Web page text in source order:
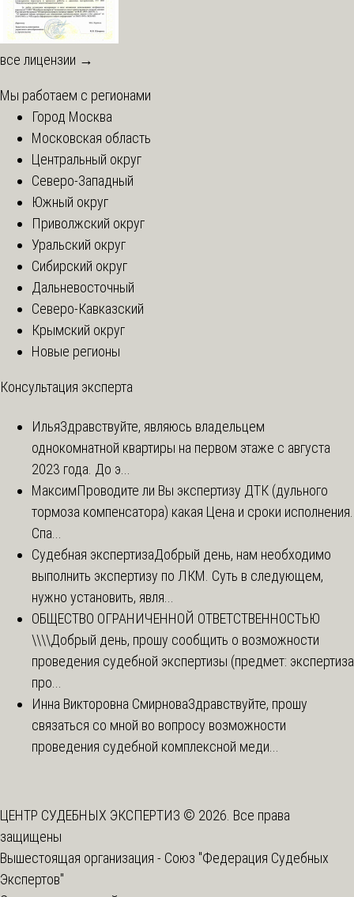
все лицензии →
Мы работаем с регионами
Город Москва
Московская область
Центральный округ
Северо-Западный
Южный округ
Приволжский округ
Уральский округ
Сибирский округ
Дальневосточный
Северо-Кавказский
Крымский округ
Новые регионы
Консультация эксперта
ИльяЗдравствуйте, являюсь владельцем
однокомнатной квартиры на первом этаже с августа
2023 года. До э...
МаксимПроводите ли Вы экспертизу ДТК (дульного
тормоза компенсатора) какая Цена и сроки исполнения.
Спа...
Судебная экспертизаДобрый день, нам необходимо
выполнить экспертизу по ЛКМ. Суть в следующем,
нужно установить, явля...
ОБЩЕСТВО ОГРАНИЧЕННОЙ ОТВЕТСТВЕННОСТЬЮ
\\\\Добрый день, прошу сообщить о возможности
проведения судебной экспертизы (предмет: экспертиза
про...
Инна Викторовна СмирноваЗдравствуйте, прошу
связаться со мной во вопросу возможности
проведения судебной комплексной меди...
ЦЕНТР СУДЕБНЫХ ЭКСПЕРТИЗ © 2026. Все права
защищены
Вышестоящая организация - Союз "Федерация Судебных
Экспертов"